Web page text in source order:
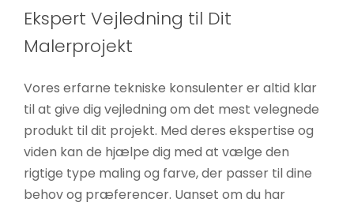
Ekspert Vejledning til Dit
Malerprojekt
Vores erfarne tekniske konsulenter er altid klar
til at give dig vejledning om det mest velegnede
produkt til dit projekt. Med deres ekspertise og
viden kan de hjælpe dig med at vælge den
rigtige type maling og farve, der passer til dine
behov og præferencer. Uanset om du har